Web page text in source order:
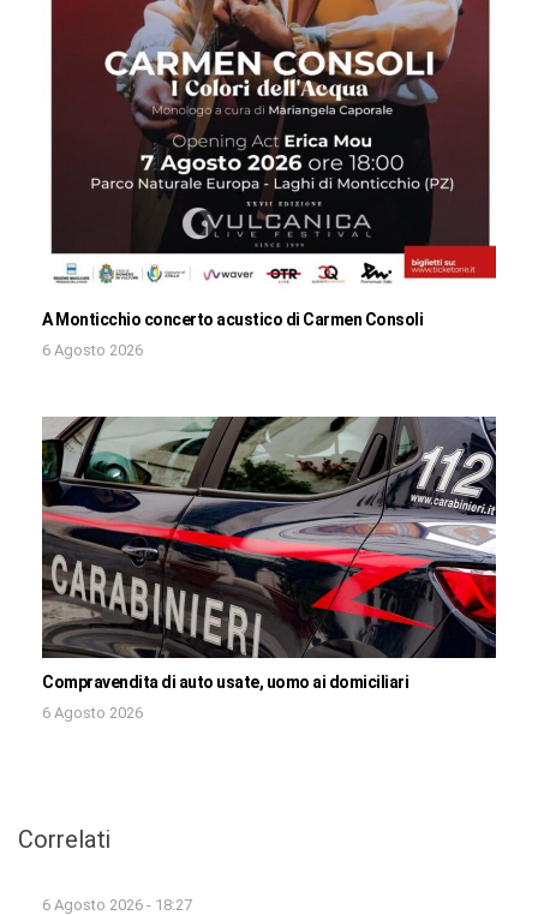
A Monticchio concerto acustico di Carmen Consoli
6 Agosto 2026
Compravendita di auto usate, uomo ai domiciliari
6 Agosto 2026
Correlati
6 Agosto 2026 - 18:27